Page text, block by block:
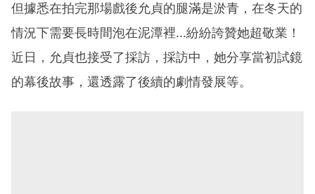
但據悉在拍完那場戲後允貞的腿滿是淤青，在冬天的
情況下需要長時間泡在泥潭裡...紛紛誇贊她超敬業！
近日，允貞也接受了採訪，採訪中，她分享當初試鏡
的幕後故事，還透露了後續的劇情發展等。